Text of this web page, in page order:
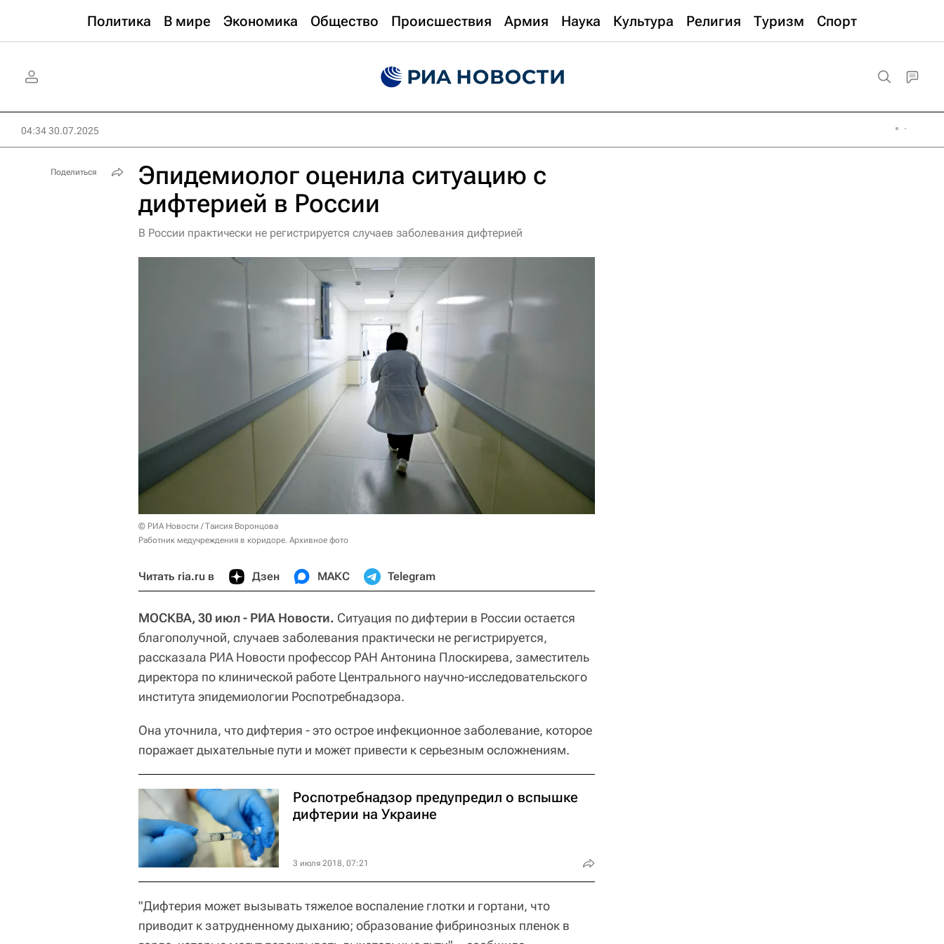
Политика В мире Экономика Общество Происшествия Армия Наука Культура Религия Туризм Спорт
04:34 30.07.2025
Эпидемиолог оценила ситуацию с
дифтерией в России
В России практически не регистрируется случаев заболевания дифтерией
© РИА Новости / Таисия Воронцова
Работник медучреждения в коридоре. Архивное фото
Читать ria.ru в Дзен МАКС Telegram
МОСКВА, 30 июл - РИА Новости. Ситуация по дифтерии в России остается
благополучной, случаев заболевания практически не регистрируется,
рассказала РИА Новости профессор РАН Антонина Плоскирева, заместитель
директора по клинической работе Центрального научно-исследовательского
института эпидемиологии Роспотребнадзора.
Она уточнила, что дифтерия - это острое инфекционное заболевание, которое
поражает дыхательные пути и может привести к серьезным осложнениям.
Роспотребнадзор предупредил о вспышке
дифтерии на Украине
3 июля 2018, 07:21
"Дифтерия может вызывать тяжелое воспаление глотки и гортани, что
приводит к затрудненному дыханию; образование фибринозных пленок в
Поделиться